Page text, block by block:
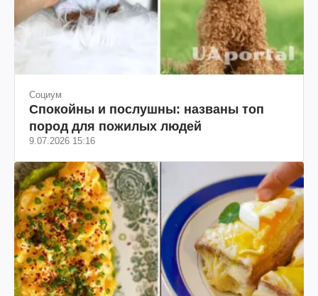
Социум
Спокойны и послушны: названы топ
пород для пожилых людей
9.07.2026 15:16